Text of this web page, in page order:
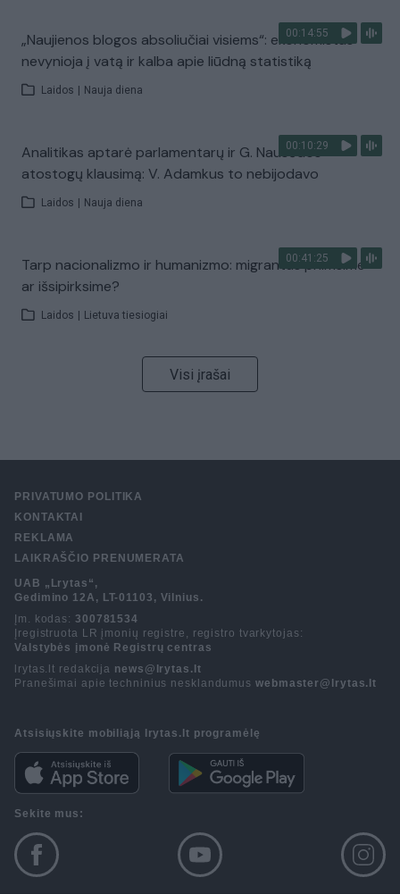
00:14:55
„Naujienos blogos absoliučiai visiems“: ekonomistas
nevynioja į vatą ir kalba apie liūdną statistiką
Laidos Nauja diena
00:10:29
Analitikas aptarė parlamentarų ir G. Nausėdos
atostogų klausimą: V. Adamkus to nebijodavo
Laidos Nauja diena
00:41:25
Tarp nacionalizmo ir humanizmo: migrantus priimsime
ar išsipirksime?
Laidos Lietuva tiesiogiai
Visi įrašai
PRIVATUMO POLITIKA
KONTAKTAI
REKLAMA
LAIKRAŠČIO PRENUMERATA
UAB „Lrytas“,
Gedimino 12A, LT-01103, Vilnius.
Įm. kodas: 300781534
Įregistruota LR įmonių registre, registro tvarkytojas:
Valstybės įmonė Registrų centras
lrytas.lt redakcija news@lrytas.lt
Pranešimai apie techninius nesklandumus webmaster@lrytas.lt
Atsisiųskite mobiliąją lrytas.lt programėlę
Sekite mus: